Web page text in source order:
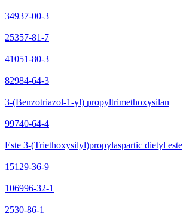
34937-00-3
25357-81-7
41051-80-3
82984-64-3
3-(Benzotriazol-1-yl) propyltrimethoxysilan
99740-64-4
Este 3-(Triethoxysilyl)propylaspartic dietyl este
15129-36-9
106996-32-1
2530-86-1